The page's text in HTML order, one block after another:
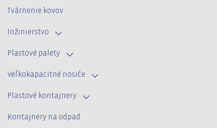
Tvárnenie kovov
Inžinierstvo
Plastové palety
Veľkokapacitné nosiče
Plastové kontajnery
Kontajnery na odpad